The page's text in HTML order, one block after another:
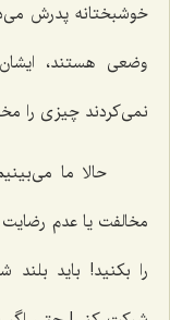
خوشبختانه پدرش
وضعی هستند،
نمی‌کردند چیزی را
حالا ما
مخالفت یا عدم رضایت
را بکنید! باید